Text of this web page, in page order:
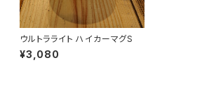
ウルトラライト ハイカーマグS
¥3,080